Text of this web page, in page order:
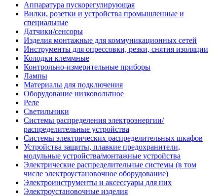
Аппаратура пускорегулирующая
Вилки, розетки и устройства промышленные и
специальные
Датчики/сенсоры
Изделия монтажные для коммуникационных сетей
Инструменты для опрессовки, резки, снятия изоляции
Колодки клеммные
Контрольно-измерительные приборы
Лампы
Материалы для подключения
Оборудование низковольтное
Реле
Светильники
Системы распределения электроэнергии/
распределительные устройства
Системы электрических распределительных шкафов
Устройства защиты, плавкие предохранители,
модульные устройства/монтажные устройства
Электрические распределительные системы (в том
числе электроустановочное оборудование)
Электроинструменты и аксессуары для них
Электроустановочные изделия